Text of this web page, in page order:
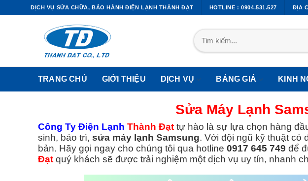
DỊCH VỤ SỬA CHỮA, BẢO HÀNH ĐIỆN LẠNH THÀNH ĐẠT HOTLINE : 0904.531.527 ĐỊA
TRANG CHỦ GIỚI THIỆU DỊCH VỤ BẢNG GIÁ KINH
Sửa Máy Lạnh
Công Ty Điện Lạnh Thành Đạt tự hào là sự lựa chọn hàng
sinh, bảo trì, sửa máy lạnh Samsung. Với đội ngũ kỹ thuật có
bản. Hãy gọi ngay cho chúng tôi qua hotline 0917 645 749 để
Đạt quý khách sẽ được trải nghiệm một dịch vụ uy tín, nhanh
CÔNG ỐNG ĐỒNG MÁY LẠNH
Công Ống Đồng Máy Lạnh
DỊCH VỤ SỬA TỦ LẠNH
Sửa Tủ Lạnh Quận 1